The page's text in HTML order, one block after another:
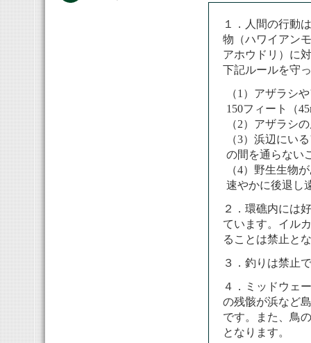
１．人間の行動
物（ハワイアン
アホウドリ）に
下記ルールを守
（1）アザラシ
150フィート（
（2）アザラシ
（3）浜辺にい
の間を通らない
（4）野生生物
速やかに後退し
２．環礁内には
ています。イル
ることは禁止と
３．釣りは禁止
４．ミッドウェ
の残骸が浜など
です。また、鳥
となります。